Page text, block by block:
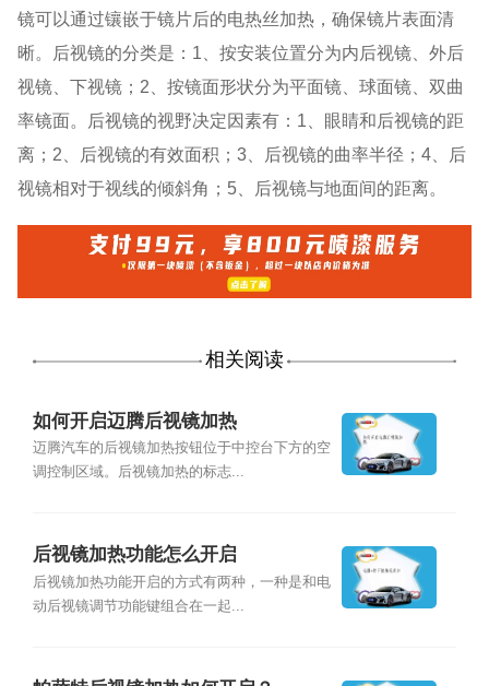
镜可以通过镶嵌于镜片后的电热丝加热，确保镜片表面清
晰。后视镜的分类是：1、按安装位置分为内后视镜、外后
视镜、下视镜；2、按镜面形状分为平面镜、球面镜、双曲
率镜面。后视镜的视野决定因素有：1、眼睛和后视镜的距
离；2、后视镜的有效面积；3、后视镜的曲率半径；4、后
视镜相对于视线的倾斜角；5、后视镜与地面间的距离。
相关阅读
如何开启迈腾后视镜加热
迈腾汽车的后视镜加热按钮位于中控台下方的空
调控制区域。后视镜加热的标志...
后视镜加热功能怎么开启
后视镜加热功能开启的方式有两种，一种是和电
动后视镜调节功能键组合在一起...